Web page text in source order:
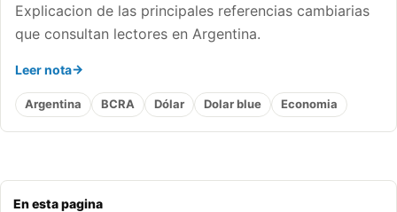
En esta pagina
Explicacion de las principales referencias cambiarias
que consultan lectores en Argentina.
Leer nota
Argentina BCRA Dólar Dolar blue Economia